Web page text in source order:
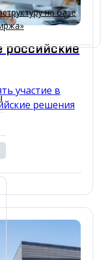
на базе
участие в
решения